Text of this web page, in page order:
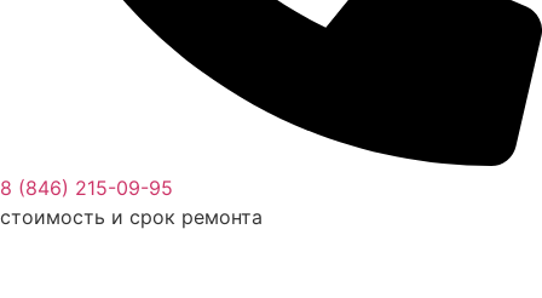
8 (846) 215-09-95
стоимость и срок ремонта